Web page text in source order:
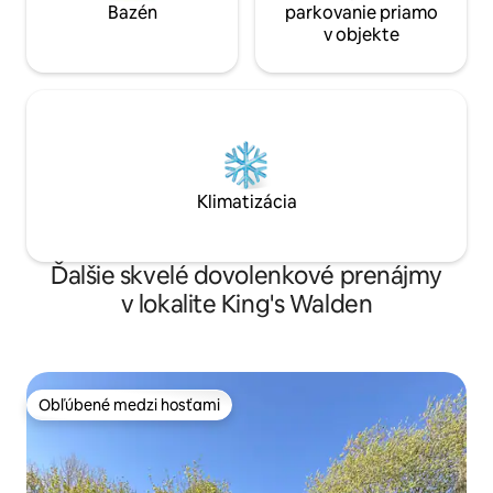
Bazén
parkovanie priamo
v objekte
Klimatizácia
Ďalšie skvelé dovolenkové prenájmy
v lokalite King's Walden
Obľúbené medzi hosťami
Obľúbené medzi hosťami